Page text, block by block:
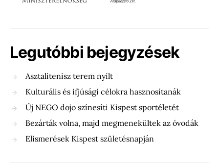
Legutóbbi bejegyzések
Asztalitenisz terem nyílt
Kulturális és ifjúsági célokra hasznosítanák
Új NEGO dojo színesíti Kispest sportéletét
Bezárták volna, majd megmenekültek az óvodák
Elismerések Kispest születésnapján